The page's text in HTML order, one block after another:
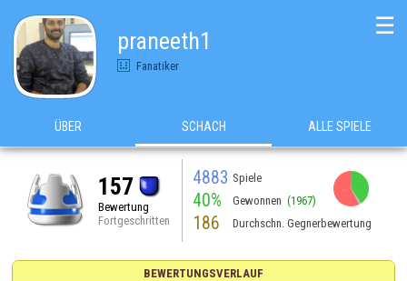
praneeth1
Fanatiker
☰
ÜBER SCHACH ALLE SPIELE
157
Bewertung
Fortgeschritten
4883 Spiele
40% Gewonnen (1967)
186 Durchschn. Gegnerbewertung
BEWERTUNGSVERLAUF